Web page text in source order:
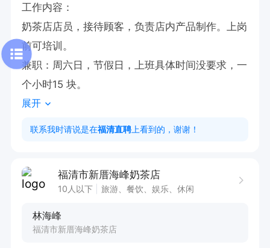
工作内容：
奶茶店店员，接待顾客，负责店内产品制作。上岗
前可培训。
兼职：周六日，节假日，上班具体时间没要求，一
个小时15 块。
展开
联系我时请说是在福清直聘 上看到的，谢谢！
福清市新厝海峰奶茶店
10人以下 旅游、餐饮、娱乐、休闲
林海峰
福清市新厝海峰奶茶店